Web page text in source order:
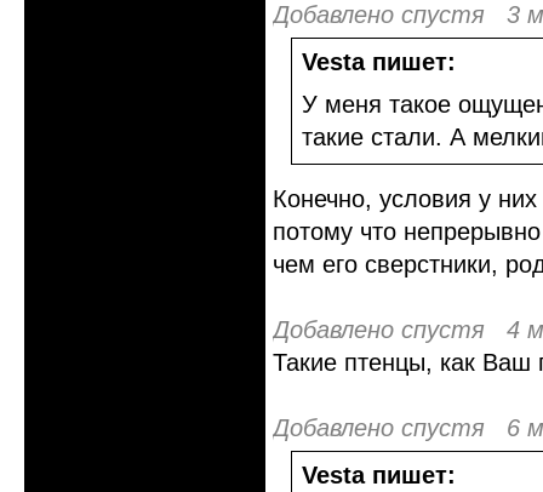
Добавлено спустя 3
Vesta пишет:
У меня такое
такие стали. А
Конечно, условия у
потому что
чем его сверстники,
Добавлено спустя 4
Такие птенцы, как Ваш
Добавлено спустя 6
Vesta пишет: